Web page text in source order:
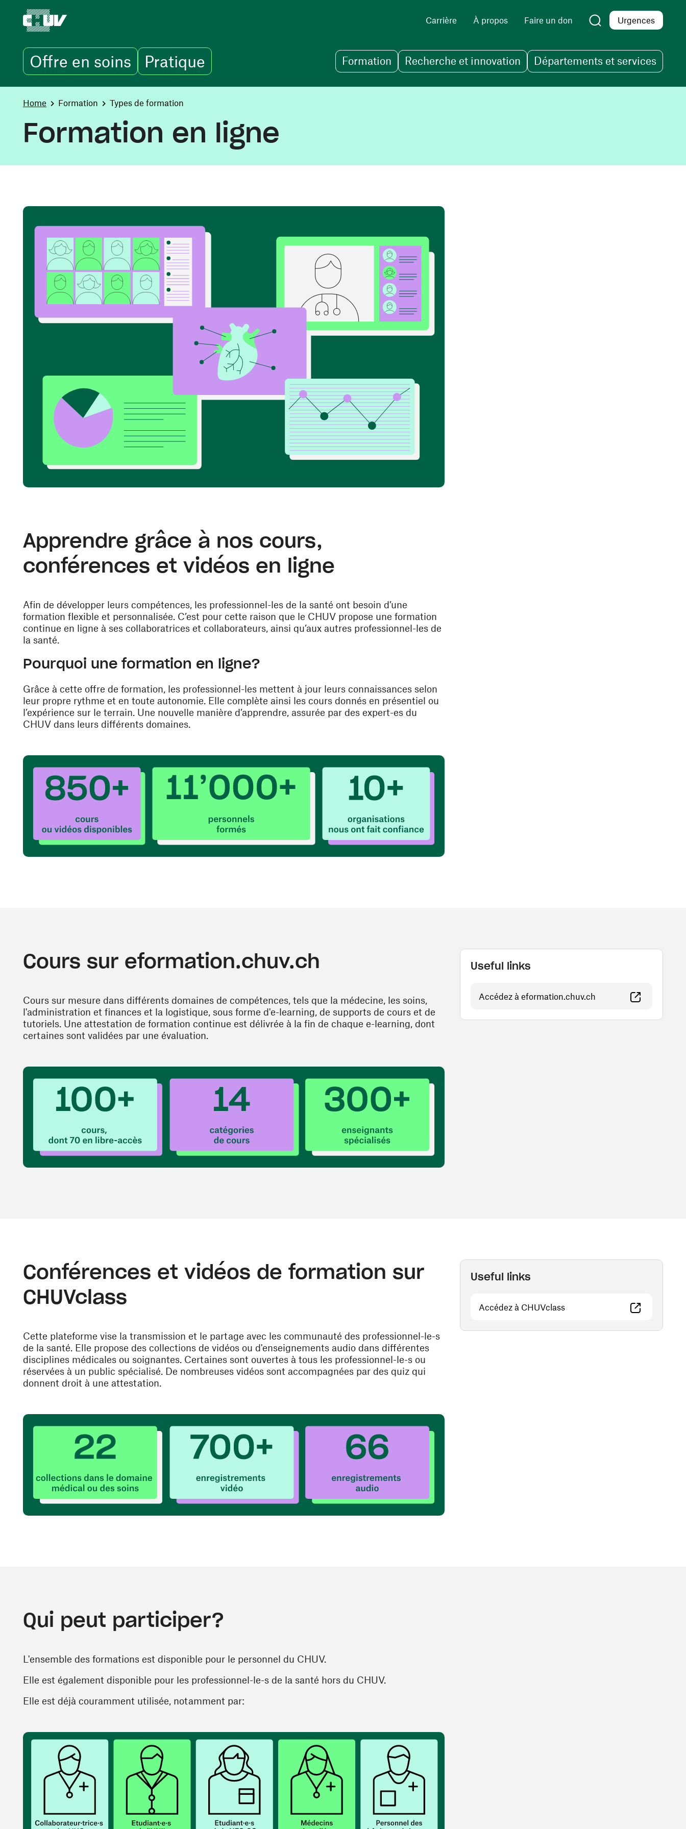
Carrière À propos Faire un don Urgences
Offre en soins Pratique Formation Recherche et innovation Départements et services
You are here:
Home Formation Types de formation
Formation en ligne
Apprendre grâce à nos cours,
conférences et vidéos en ligne
Afin de développer leurs compétences, les professionnel-les de la santé ont besoin d’une
formation flexible et personnalisée. C’est pour cette raison que le CHUV propose une formation
continue en ligne à ses collaboratrices et collaborateurs, ainsi qu’aux autres professionnel-les de
la santé.
Pourquoi une formation en ligne?
Grâce à cette offre de formation, les professionnel-les mettent à jour leurs connaissances selon
leur propre rythme et en toute autonomie. Elle complète ainsi les cours donnés en présentiel ou
l’expérience sur le terrain. Une nouvelle manière d’apprendre, assurée par des expert-es du
CHUV dans leurs différents domaines.
Cours sur eformation.chuv.ch
Cours sur mesure dans différents domaines de compétences, tels que la médecine, les soins,
l'administration et finances et la logistique, sous forme d'e-learning, de supports de cours et de
tutoriels. Une attestation de formation continue est délivrée à la fin de chaque e-learning, dont
certaines sont validées par une évaluation.
Useful links
Accédez à eformation.chuv.ch (opens in a new
Conférences et vidéos de formation sur
CHUVclass
Cette plateforme vise la transmission et le partage avec les communauté des professionnel-le-s
de la santé. Elle propose des collections de vidéos ou d'enseignements audio dans différentes
disciplines médicales ou soignantes. Certaines sont ouvertes à tous les professionnel-le-s ou
réservées à un public spécialisé. De nombreuses vidéos sont accompagnées par des quiz qui
donnent droit à une attestation.
Useful links
Accédez à CHUVclass(opens in a new window)
Qui peut participer?
L'ensemble des formations est disponible pour le personnel du CHUV.
Elle est également disponible pour les professionnel-le-s de la santé hors du CHUV.
Elle est déjà couramment utilisée, notamment par: